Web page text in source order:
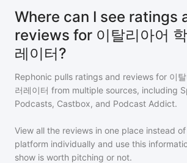
Where can I see ratings
reviews for 이탈리아어
레이터?
Rephonic pulls ratings and reviews for 이
러레이터 from multiple sources, including
Podcasts, Castbox, and Podcast Addict.
View all the reviews in one place instead
platform individually and use this
show is worth pitching or not.